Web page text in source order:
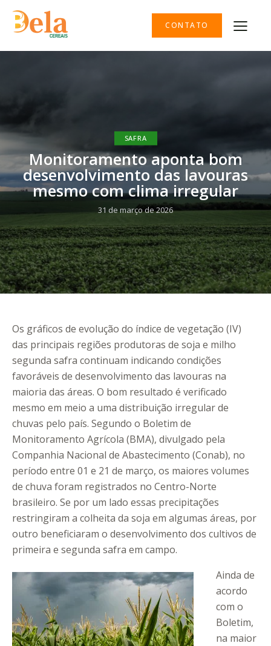
CONTATO
SAFRA
Monitoramento aponta bom
desenvolvimento das lavouras
mesmo com clima irregular
31 de março de 2026
Os gráficos de evolução do índice de vegetação (IV)
das principais regiões produtoras de soja e milho
segunda safra continuam indicando condições
favoráveis de desenvolvimento das lavouras na
maioria das áreas. O bom resultado é verificado
mesmo em meio a uma distribuição irregular de
chuvas pelo país. Segundo o Boletim de
Monitoramento Agrícola (BMA), divulgado pela
Companhia Nacional de Abastecimento (Conab), no
período entre 01 e 21 de março, os maiores volumes
de chuva foram registrados no Centro-Norte
brasileiro. Se por um lado essas precipitações
restringiram a colheita da soja em algumas áreas, por
outro beneficiaram o desenvolvimento dos cultivos de
primeira e segunda safra em campo.
Ainda de
acordo
com o
Boletim,
na maior